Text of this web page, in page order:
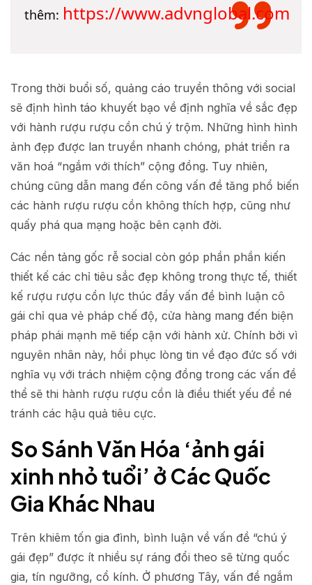
thêm: https://www.advnglobal.com
Trong thời buổi số, quảng cáo truyền thông với social
sẽ định hình táo khuyết bạo về định nghĩa về sắc đẹp
với hành rượu rượu cồn chú ý trộm. Những hình hình
ảnh đẹp được lan truyền nhanh chóng, phát triển ra
văn hoá “ngắm với thích” cộng đồng. Tuy nhiên,
chúng cũng dẫn mang đến công vấn đề tăng phổ biến
các hành rượu rượu cồn không thích hợp, cũng như
quấy phá qua mạng hoặc bên cạnh đời.
Các nền tảng gốc rễ social còn góp phần phần kiến
thiết kế các chỉ tiêu sắc đẹp không trong thực tế, thiết
kế rượu rượu cồn lực thúc đẩy vấn đề bình luận cô
gái chỉ qua vẻ pháp chế độ, cửa hàng mang đến biện
pháp phái mạnh mẽ tiếp cận với hành xử. Chính bởi vì
nguyên nhân này, hồi phục lòng tin về đạo đức số với
nghĩa vụ với trách nhiệm cộng đồng trong các vấn đề
thể sẽ thi hành rượu rượu cồn là điều thiết yếu để né
tránh các hậu quả tiêu cực.
So Sánh Văn Hóa ‘ảnh gái
xinh nhỏ tuổi’ ở Các Quốc
Gia Khác Nhau
Trên khiêm tốn gia đình, bình luận về vấn đề “chú ý
gái đẹp” được ít nhiều sự ráng đổi theo sẽ từng quốc
gia, tín ngưỡng, cổ kính. Ở phương Tây, vấn đề ngắm